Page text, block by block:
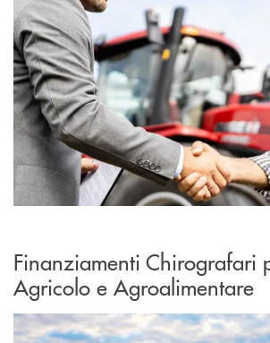
Finanziamenti Chirografari
Agricolo e Agroalimentare